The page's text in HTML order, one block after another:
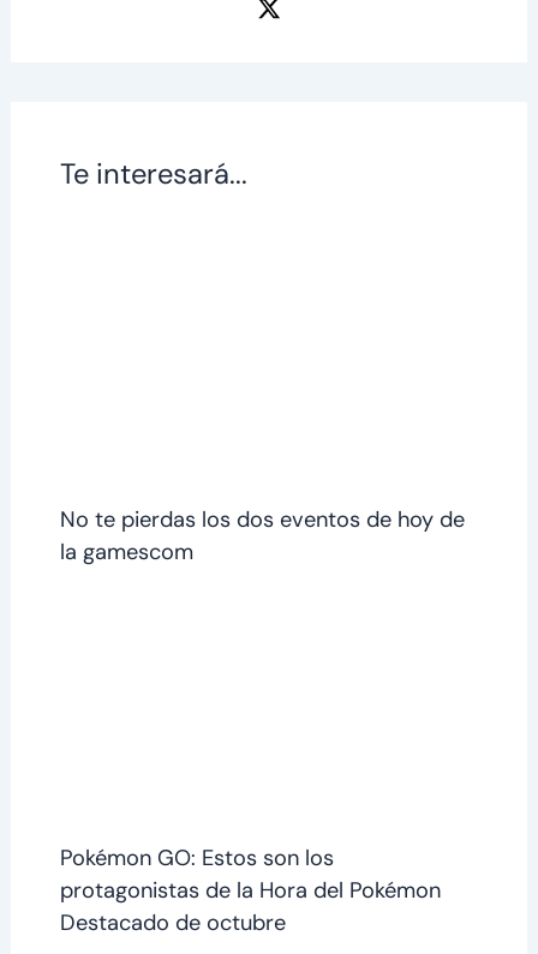
Te interesará...
No te pierdas los dos eventos de hoy de
la gamescom
Pokémon GO: Estos son los
protagonistas de la Hora del Pokémon
Destacado de octubre